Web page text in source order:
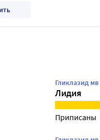
Гликлазид
Лидия
Приписаны